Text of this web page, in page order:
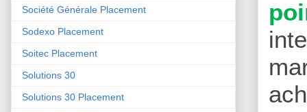
Société Générale Placement
Sodexo Placement
Soitec Placement
Solutions 30
Solutions 30 Placement